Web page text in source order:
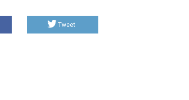
Tweet